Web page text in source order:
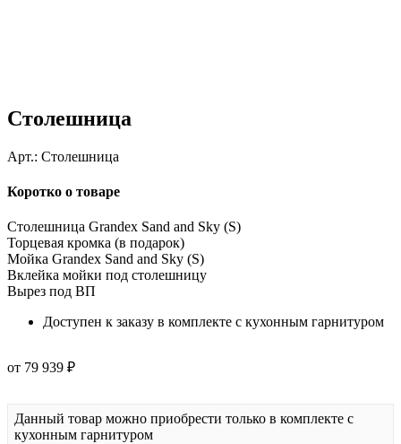
Столешница
Арт.: Столешница
Коротко о товаре
Столешница Grandex Sand and Sky (S)
Торцевая кромка (в подарок)
Мойка Grandex Sand and Sky (S)
Вклейка мойки под столешницу
Вырез под ВП
Доступен к заказу в комплекте с кухонным гарнитуром
от 79 939 ₽
Данный товар можно приобрести только в комплекте с
кухонным гарнитуром